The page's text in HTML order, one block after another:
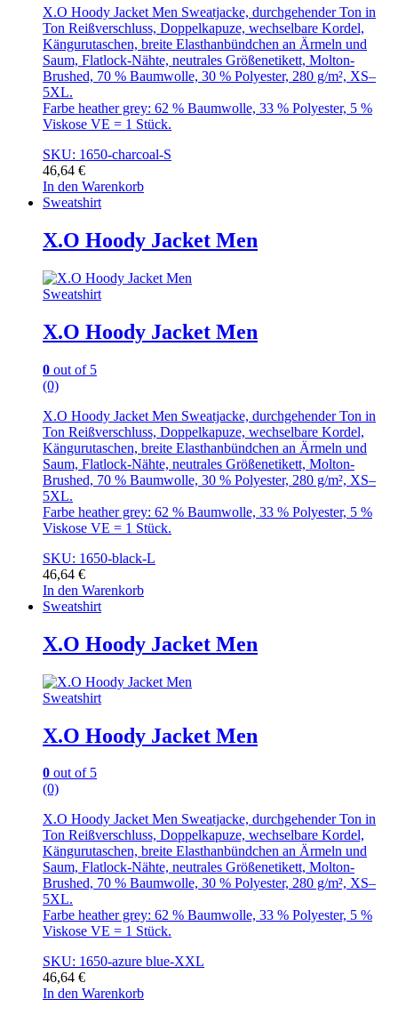
X.O Hoody Jacket Men Sweatjacke, durchgehender Ton in
Ton Reißverschluss, Doppelkapuze, wechselbare Kordel,
Kängurutaschen, breite Elasthanbündchen an Ärmeln und
Saum, Flatlock-Nähte, neutrales Größenetikett, Molton-
Brushed, 70 % Baumwolle, 30 % Polyester, 280 g/m², XS–
5XL.
Farbe heather grey: 62 % Baumwolle, 33 % Polyester, 5 %
Viskose VE = 1 Stück.
SKU: 1650-charcoal-S
46,64 €
In den Warenkorb
Sweatshirt
X.O Hoody Jacket Men
Sweatshirt
X.O Hoody Jacket Men
0 out of 5
(0)
X.O Hoody Jacket Men Sweatjacke, durchgehender Ton in
Ton Reißverschluss, Doppelkapuze, wechselbare Kordel,
Kängurutaschen, breite Elasthanbündchen an Ärmeln und
Saum, Flatlock-Nähte, neutrales Größenetikett, Molton-
Brushed, 70 % Baumwolle, 30 % Polyester, 280 g/m², XS–
5XL.
Farbe heather grey: 62 % Baumwolle, 33 % Polyester, 5 %
Viskose VE = 1 Stück.
SKU: 1650-black-L
46,64 €
In den Warenkorb
Sweatshirt
X.O Hoody Jacket Men
Sweatshirt
X.O Hoody Jacket Men
0 out of 5
(0)
X.O Hoody Jacket Men Sweatjacke, durchgehender Ton in
Ton Reißverschluss, Doppelkapuze, wechselbare Kordel,
Kängurutaschen, breite Elasthanbündchen an Ärmeln und
Saum, Flatlock-Nähte, neutrales Größenetikett, Molton-
Brushed, 70 % Baumwolle, 30 % Polyester, 280 g/m², XS–
5XL.
Farbe heather grey: 62 % Baumwolle, 33 % Polyester, 5 %
Viskose VE = 1 Stück.
SKU: 1650-azure blue-XXL
46,64 €
In den Warenkorb